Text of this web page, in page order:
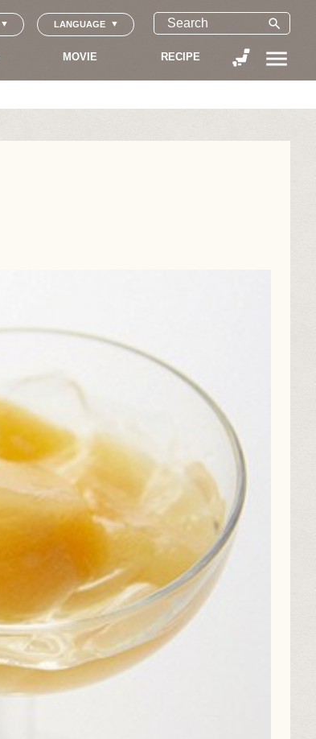
LANGUAGE search
MOVIE RECIPE menu